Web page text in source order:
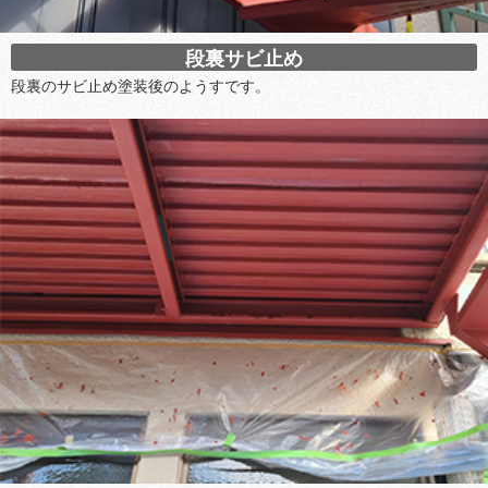
段裏サビ止め
段裏のサビ止め塗装後のようすです。